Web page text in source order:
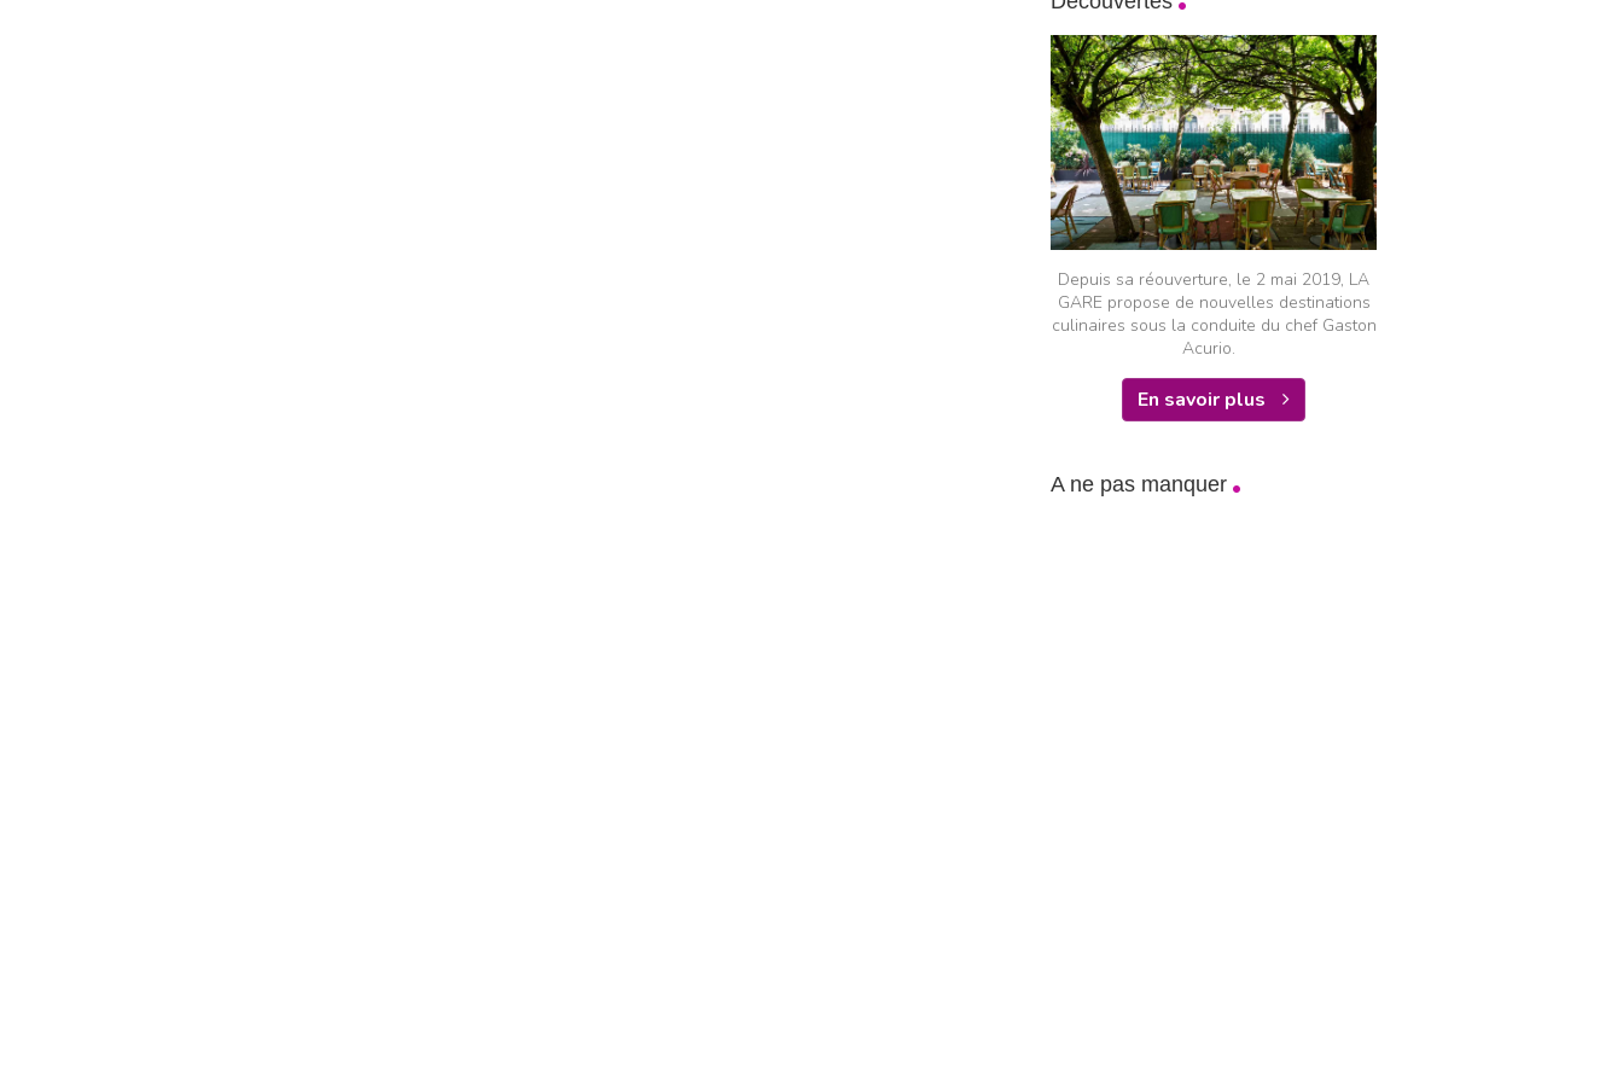
Depuis sa réouverture, le 2 mai 2019, LA
GARE propose de nouvelles destinations
culinaires sous la conduite du chef Gaston
Acurio.
En savoir plus
A ne pas manquer